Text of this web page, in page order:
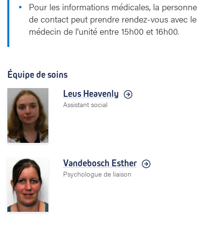
Pour les informations médicales, la personne
de contact peut prendre rendez-vous avec le
médecin de l'unité entre 15h00 et 16h00.
Équipe de soins
Leus Heavenly
Assistant social
Vandebosch Esther
Psychologue de liaison